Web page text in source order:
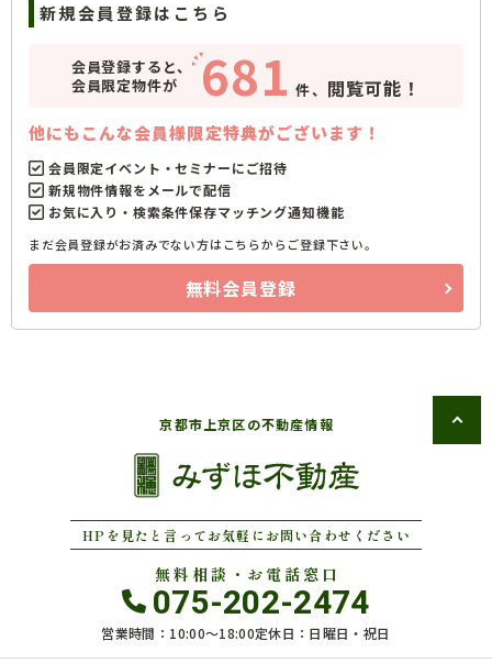
新規会員登録はこちら
会員登録すると、
会員限定物件が
681 件、 閲覧可能！
他にもこんな会員様限定特典がございます！
会員限定イベント・セミナーにご招待
新規物件情報をメールで配信
お気に入り・検索条件保存マッチング通知機能
まだ会員登録がお済みでない方はこちらからご登録下さい。
無料会員登録
京都市上京区の不動産情報
HPを見たと言ってお気軽にお問い合わせください
無料相談・お電話窓口
075-202-2474
営業時間：10:00〜18:00定休日：日曜日・祝日